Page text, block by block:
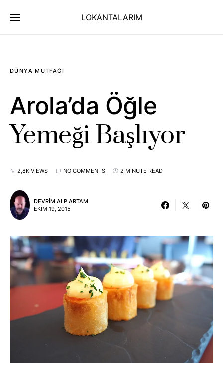
LOKANTALARIM
DÜNYA MUTFAĞI
Arola’da Öğle
Yemeği Başlıyor
2,8K VIEWS NO COMMENTS 2 MINUTE READ
DEVRIM ALP ARTAM
EKIM 19, 2015